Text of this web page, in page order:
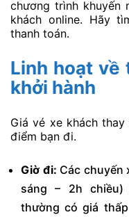
chương trình khuyến
khách online. Hãy
thanh toán.
Linh hoạt về
khởi hành
Giá vé xe khách
điểm bạn đi.
Giờ đi: Các chuyến
sáng – 2h chiều)
thường có giá